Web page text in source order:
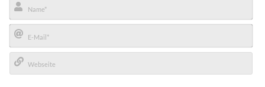
Name*
E-
Mail*